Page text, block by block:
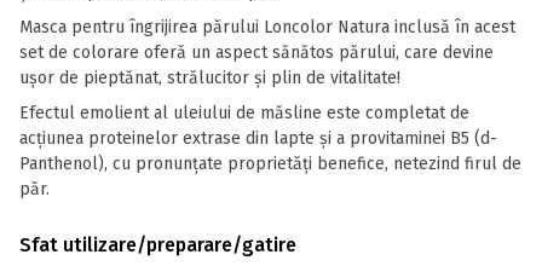
Masca pentru îngrijirea părului Loncolor Natura inclusă în acest
set de colorare oferă un aspect sănătos părului, care devine
uşor de pieptănat, strălucitor şi plin de vitalitate!
Efectul emolient al uleiului de măsline este completat de
acţiunea proteinelor extrase din lapte şi a provitaminei B5 (d-
Panthenol), cu pronunţate proprietăţi benefice, netezind firul de
păr.
Sfat utilizare/preparare/gatire